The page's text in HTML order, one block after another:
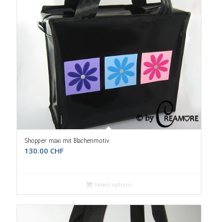
Shopper maxi mit Blachenmotiv
130.00 CHF
Select options